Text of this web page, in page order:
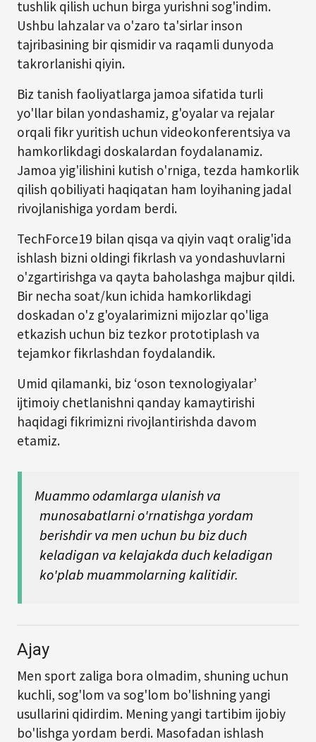
tushlik qilish uchun birga yurishni sog'indim.
Ushbu lahzalar va o'zaro ta'sirlar inson
tajribasining bir qismidir va raqamli dunyoda
takrorlanishi qiyin.
Biz tanish faoliyatlarga jamoa sifatida turli
yo'llar bilan yondashamiz, g'oyalar va rejalar
orqali fikr yuritish uchun videokonferentsiya va
hamkorlikdagi doskalardan foydalanamiz.
Jamoa yig'ilishini kutish o'rniga, tezda hamkorlik
qilish qobiliyati haqiqatan ham loyihaning jadal
rivojlanishiga yordam berdi.
TechForce19 bilan qisqa va qiyin vaqt oralig'ida
ishlash bizni oldingi fikrlash va yondashuvlarni
o'zgartirishga va qayta baholashga majbur qildi.
Bir necha soat/kun ichida hamkorlikdagi
doskadan o'z g'oyalarimizni mijozlar qo'liga
etkazish uchun biz tezkor prototiplash va
tejamkor fikrlashdan foydalandik.
Umid qilamanki, biz ‘oson texnologiyalar’
ijtimoiy chetlanishni qanday kamaytirishi
haqidagi fikrimizni rivojlantirishda davom
etamiz.
Muammo odamlarga ulanish va
munosabatlarni o'rnatishga yordam
berishdir va men uchun bu biz duch
keladigan va kelajakda duch keladigan
ko'plab muammolarning kalitidir.
Ajay
Men sport zaliga bora olmadim, shuning uchun
kuchli, sog'lom va sog'lom bo'lishning yangi
usullarini qidirdim. Mening yangi tartibim ijobiy
bo'lishga yordam berdi. Masofadan ishlash